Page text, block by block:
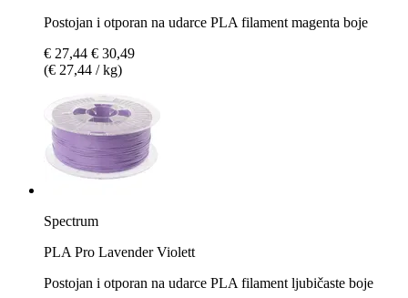
Postojan i otporan na udarce PLA filament magenta boje
€ 27,44 € 30,49
(€ 27,44 / kg)
Spectrum
PLA Pro Lavender Violett
Postojan i otporan na udarce PLA filament ljubičaste boje